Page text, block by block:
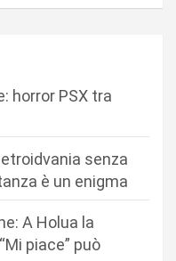
horror PSX tra
senza
è un enigma
A Holua la
piace” può